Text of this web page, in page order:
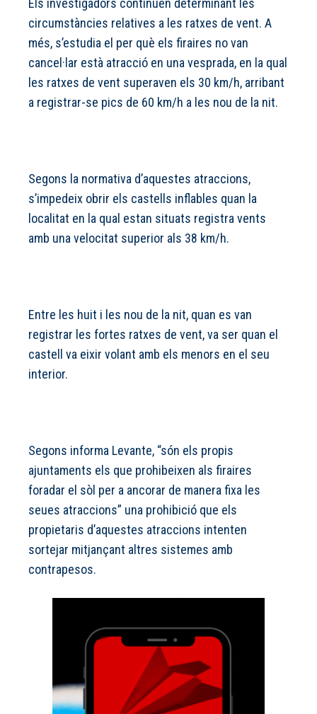
Els investigadors continuen determinant les
circumstàncies relatives a les ratxes de vent. A
més, s’estudia el per què els firaires no van
cancel·lar està atracció en una vesprada, en la qual
les ratxes de vent superaven els 30 km/h, arribant
a registrar-se pics de 60 km/h a les nou de la nit.
Segons la normativa d’aquestes atraccions,
s’impedeix obrir els castells inflables quan la
localitat en la qual estan situats registra vents
amb una velocitat superior als 38 km/h.
Entre les huit i les nou de la nit, quan es van
registrar les fortes ratxes de vent, va ser quan el
castell va eixir volant amb els menors en el seu
interior.
Segons informa Levante, “són els propis
ajuntaments els que prohibeixen als firaires
foradar el sòl per a ancorar de manera fixa les
seues atraccions” una prohibició que els
propietaris d’aquestes atraccions intenten
sortejar mitjançant altres sistemes amb
contrapesos.